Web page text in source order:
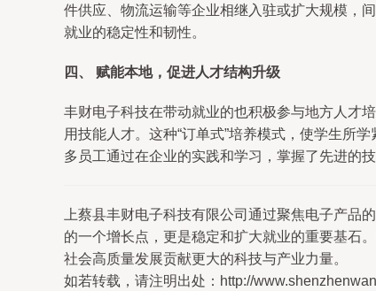
件供应、物流运输等企业相继入驻或扩大规模，
就业的稳定性和韧性。
四、 赋能本地，促进人才结构升级
丰财电子科技在带动就业的也积极参与地方人才
用技能人才。这种“订单式”培养模式，使学生所
多员工通过在企业的实践和学习，掌握了先进的
上蔡县丰财电子科技有限公司通过聚焦电子产品
的一个增长点，更是稳定和扩大就业的重要基石
社会高质量发展贡献更大的科技与产业力量。
如若转载，请注明出处：http://